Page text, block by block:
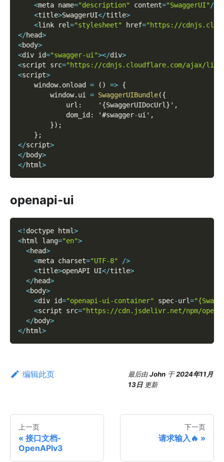
<meta name="description" content="SwaggerUI"/
<title>SwaggerUI</title>
<link rel="stylesheet" href="https://
</head>
<body>
<div id="swagger-ui"></div>
<script src="https://cdnjs.cloudflare.com/ajax/
<script>
    window
. onload = ( ) => {
        window
. ui = SwaggerUIBundle({
            url
:
    '
{SwaggerUIDocUrl } ' ,
            dom_id
: '#swagger-ui' ,
}) ;
} ;
</script>
</body>
</html>
openapi-ui
<! doctype html>
<html lang="en">
<head>
<meta charset="UTF-8" />
<title>openAPI UI</title>
</head>
<body>
<div id="openapi-ui-container" spec-url=
<script src="https://cdn.jsdelivr.net/npm/
</body>
</html>
编辑此页 最后由John 于2024年11月
13日 更新
上一页
接口文档-
OpenAPIv3
下一页
请求输入🔥